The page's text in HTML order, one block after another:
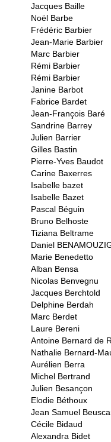
Jacques Baille
Noël Barbe
Frédéric Barbier
Jean-Marie Barbier
Marc Barbier
Rémi Barbier
Rémi Barbier
Janine Barbot
Fabrice Bardet
Jean-François Baré
Sandrine Barrey
Julien Barrier
Gilles Bastin
Pierre-Yves Baudot
Carine Baxerres
Isabelle bazet
Isabelle Bazet
Pascal Béguin
Bruno Belhoste
Tiziana Beltrame
Daniel
Marie Benedetto
Alban Bensa
Nicolas Benvegnu
Jacques Berchtold
Delphine Berdah
Marc Berdet
Laure Bereni
Antoine Bernard de
Nathalie Bernard-
Aurélien Berra
Michel Bertrand
Julien Besançon
Elodie Béthoux
Jean Samuel
Cécile Bidaud
Alexandra Bidet